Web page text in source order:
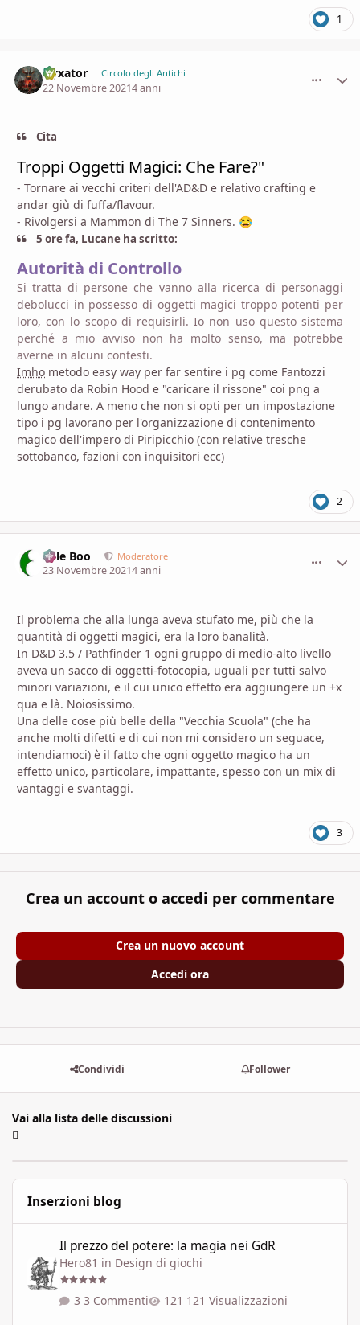
1
Nyxator Circolo degli Antichi
22 Novembre 20214 anni
Cita
Troppi Oggetti Magici: Che Fare?"
- Tornare ai vecchi criteri dell'AD&D e relativo crafting e
andar giù di fuffa/flavour.
- Rivolgersi a Mammon di The 7 Sinners. 😂
5 ore fa, Lucane ha scritto:
Autorità di Controllo
Si tratta di persone che vanno alla ricerca di personaggi
debolucci in possesso di oggetti magici troppo potenti per
loro, con lo scopo di requisirli. Io non uso questo sistema
perché a mio avviso non ha molto senso, ma potrebbe
averne in alcuni contesti.
Imho metodo easy way per far sentire i pg come Fantozzi
derubato da Robin Hood e "caricare il rissone" coi png a
lungo andare. A meno che non si opti per un impostazione
tipo i pg lavorano per l'organizzazione di contenimento
magico dell'impero di Piripicchio (con relative tresche
sottobanco, fazioni con inquisitori ecc)
2
Bille Boo Moderatore
23 Novembre 20214 anni
Il problema che alla lunga aveva stufato me, più che la
quantità di oggetti magici, era la loro banalità.
In D&D 3.5 / Pathfinder 1 ogni gruppo di medio-alto livello
aveva un sacco di oggetti-fotocopia, uguali per tutti salvo
minori variazioni, e il cui unico effetto era aggiungere un +x
qua e là. Noiosissimo.
Una delle cose più belle della "Vecchia Scuola" (che ha
anche molti difetti e di cui non mi considero un seguace,
intendiamoci) è il fatto che ogni oggetto magico ha un
effetto unico, particolare, impattante, spesso con un mix di
vantaggi e svantaggi.
3
Crea un account o accedi per commentare
Crea un nuovo account
Accedi ora
Condividi Follower
Vai alla lista delle discussioni
Inserzioni blog
Il prezzo del potere: la magia nei GdR
Hero81 in Design di giochi
3 Commenti 121 Visualizzazioni